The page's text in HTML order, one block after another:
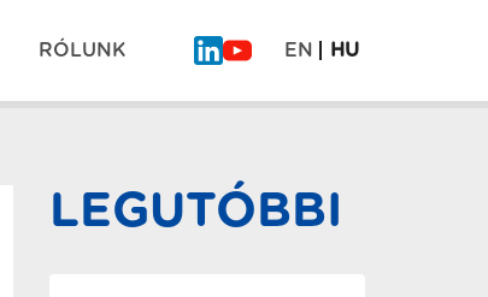
RÓLUNK EN HU
LEGUTÓBBI